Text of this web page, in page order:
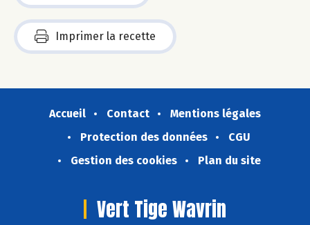
Imprimer la recette
Accueil Contact
Mentions légales
Protection des données
CGU
Gestion des cookies
Plan du site
Vert Tige Wavrin